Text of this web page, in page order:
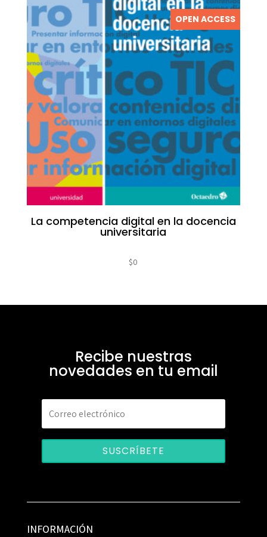
OPEN ACCESS
La competencia digital en la docencia
universitaria
$0
Recibe nuestras
novedades en tu email
SUSCRÍBETE
INFORMACIÓN